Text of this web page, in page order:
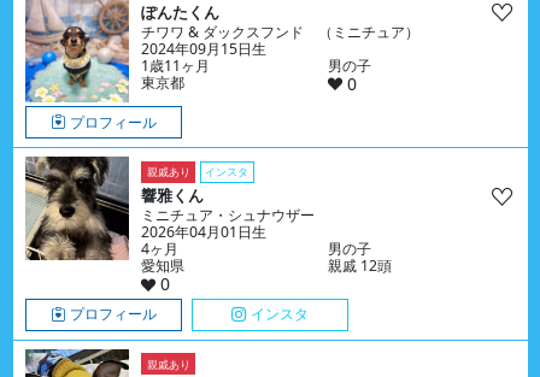
ぽんたくん
チワワ & ダックスフンド （ミニチュア）
2024年09月15日生
1歳11ヶ月
男の子
東京都
0
プロフィール
親戚あり インスタ
響雅くん
ミニチュア・シュナウザー
2026年04月01日生
4ヶ月
男の子
愛知県
親戚 12頭
0
プロフィール インスタ
親戚あり